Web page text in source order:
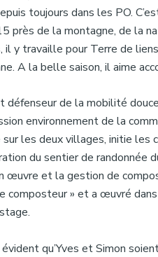
toujours dans les PO.
près de la montagne, de la
il y travaille pour Terre de
A la belle saison, il aime
défenseur de la mobilité
environnement de la
sur les deux villages, initie les
du sentier de randonnée
œuvre et la gestion de
composteur » et a œuvré
qu’Yves et Simon